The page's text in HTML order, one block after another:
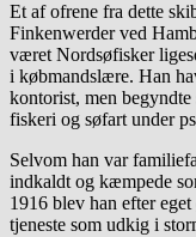
Et af ofrene fra dette
Finkenwerder ved
været Nordsøfisker
i købmandslære. Han
kontorist, men
fiskeri og søfart under
Selvom han var
indkaldt og kæmpede
1916 blev han efter
tjeneste som udkig i